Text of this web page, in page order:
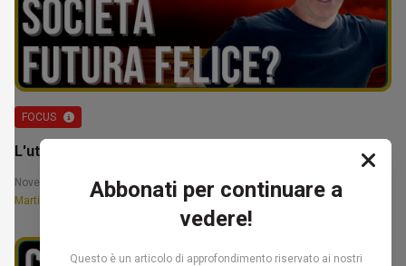
Abbonati per continuare a
vedere!
Questo è un articolo di approfondimento riservato ai nostri
FOCUS
L'utopia del culto del benessere - Martino Nicoletti
November 19, 2024 12:30
Martino Nicoletti